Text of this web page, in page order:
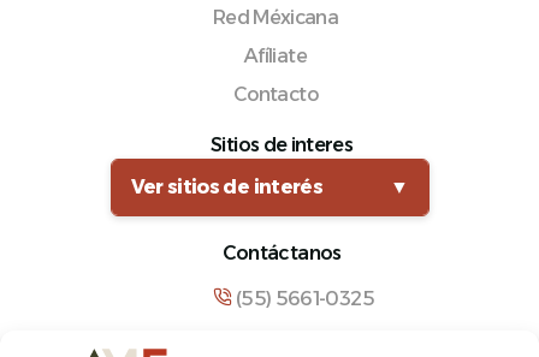
Red Méxicana
Afíliate
Contacto
Sitios de interes
Ver sitios de interés
▼
Contáctanos
(55) 5661-0325